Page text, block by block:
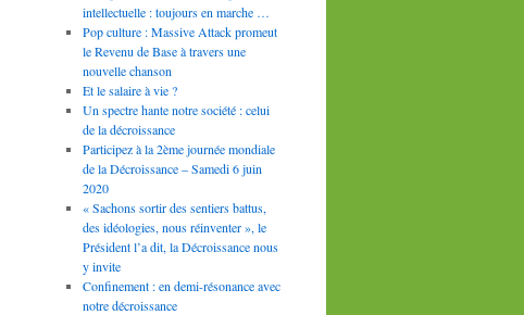
intellectuelle : toujours en marche …
Pop culture : Massive Attack promeut
le Revenu de Base à travers une
nouvelle chanson
Et le salaire à vie ?
Un spectre hante notre société : celui
de la décroissance
Participez à la 2ème journée mondiale
de la Décroissance – Samedi 6 juin
2020
« Sachons sortir des sentiers battus,
des idéologies, nous réinventer », le
Président l’a dit, la Décroissance nous
y invite
Confinement : en demi-résonance avec
notre décroissance